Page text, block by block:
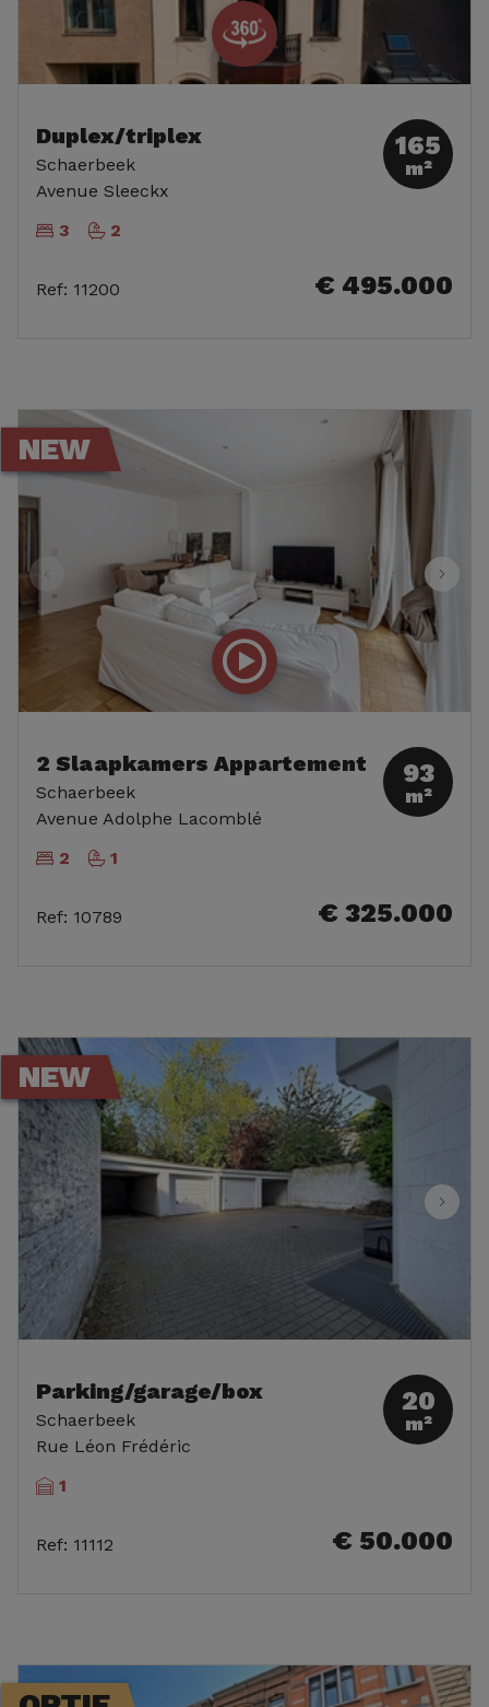
Duplex/triplex
Schaerbeek
Avenue Sleeckx
165
m²
3 2
Ref: 11200 € 495.000
NEW
2 Slaapkamers Appartement
Schaerbeek
Avenue Adolphe Lacomblé
93
m²
2 1
Ref: 10789 € 325.000
NEW
Parking/garage/box
Schaerbeek
Rue Léon Frédéric
20
m²
1
Ref: 11112 € 50.000